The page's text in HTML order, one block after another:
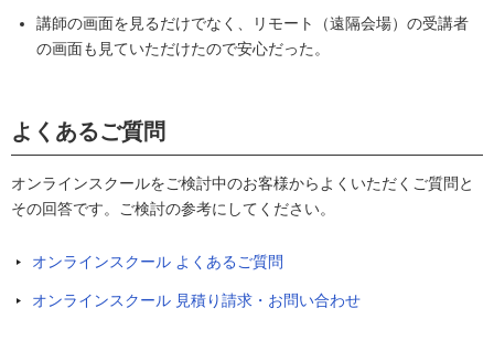
講師の画面を見るだけでなく、リモート（遠隔会場）の受講者
の画面も見ていただけたので安心だった。
よくあるご質問
オンラインスクールをご検討中のお客様からよくいただくご質問と
その回答です。ご検討の参考にしてください。
オンラインスクール よくあるご質問
オンラインスクール 見積り請求・お問い合わせ